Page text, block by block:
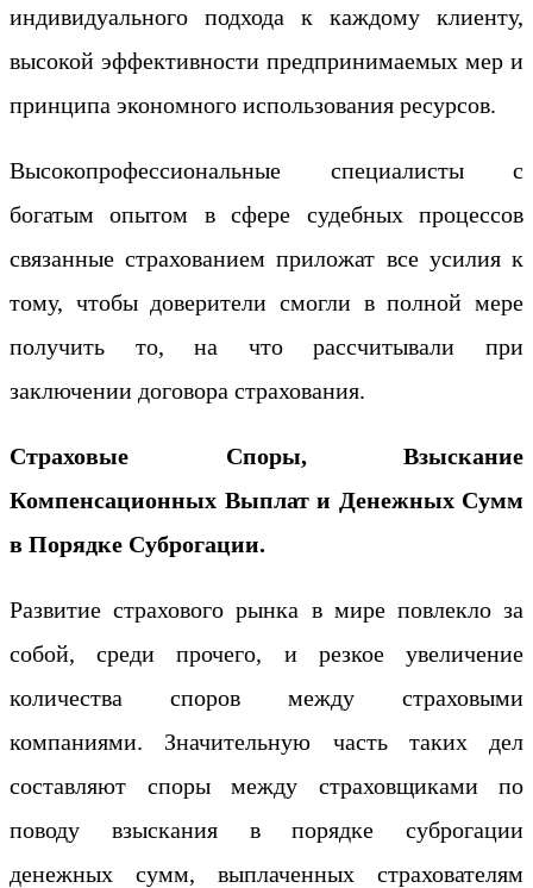
индивидуального подхода к каждому клиенту,
высокой эффективности предпринимаемых мер и
принципа экономного использования ресурсов.
Высокопрофессиональные специалисты с
богатым опытом в сфере судебных процессов
связанные страхованием приложат все усилия к
тому, чтобы доверители смогли в полной мере
получить то, на что рассчитывали при
заключении договора страхования.
Страховые Споры, Взыскание
Компенсационных Выплат и Денежных Сумм
в Порядке Суброгации.
Развитие страхового рынка в мире повлекло за
собой, среди прочего, и резкое увеличение
количества споров между страховыми
компаниями. Значительную часть таких дел
составляют споры между страховщиками по
поводу взыскания в порядке суброгации
денежных сумм, выплаченных страхователям